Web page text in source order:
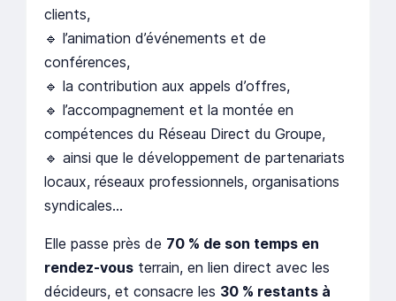
clients,
🔹 l’animation d’événements et de
conférences,
🔹 la contribution aux appels d’offres,
🔹 l’accompagnement et la montée en
compétences du Réseau Direct du Groupe,
🔹 ainsi que le développement de partenariats
locaux, réseaux professionnels, organisations
syndicales…
Elle passe près de 70 % de son temps en
rendez-vous terrain, en lien direct avec les
décideurs, et consacre les 30 % restants à